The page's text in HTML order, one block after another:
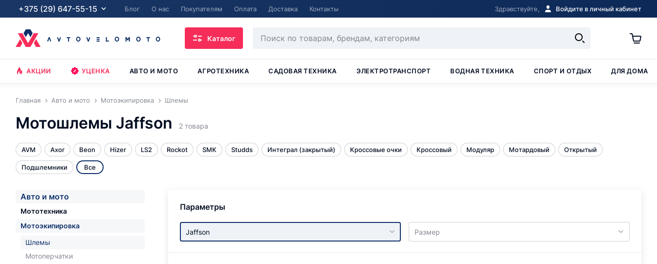
+375 (29) 647-55-15 Блог О нас Покупателям Оплата Доставка Контакты Здравствуйте, Войдите в личный кабинет
Каталог
АКЦИИ УЦЕНКА АВТО И МОТО АГРОТЕХНИКА САДОВАЯ ТЕХНИКА ЭЛЕКТРОТРАНСПОРТ ВОДНАЯ ТЕХНИКА СПОРТ И ОТДЫХ ДЛЯ ДОМА
Главная Авто и мото Мотоэкипировка Шлемы
Мотошлемы Jaffson 2 товара
AVM Axor Beon Hizer LS2 Rockot SMK Studds Интеграл (закрытый) Кроссовые очки Кроссовый Модуляр Мотардовый Открытый
Подшлемники Все
Авто и мото
Мототехника
Мотоэкипировка
Шлемы
Мотоперчатки
Параметры
Jaffson Размер